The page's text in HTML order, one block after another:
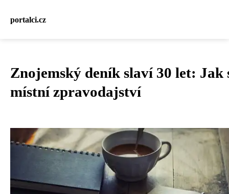
portalci.cz
Znojemský deník slaví 30 let: Jak
místní zpravodajství